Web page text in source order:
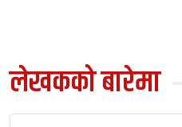
लेखकको बारेमा